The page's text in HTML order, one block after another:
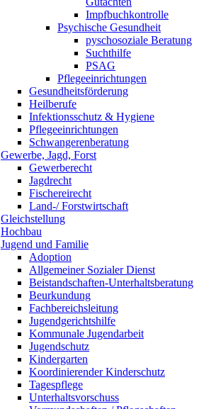
Impfbuchkontrolle
Psychische Gesundheit
pyschosoziale Beratung
Suchthilfe
PSAG
Pflegeeinrichtungen
Gesundheitsförderung
Heilberufe
Infektionsschutz & Hygiene
Pflegeeinrichtungen
Schwangerenberatung
Gewerbe, Jagd, Forst
Gewerberecht
Jagdrecht
Fischereirecht
Land-/ Forstwirtschaft
Gleichstellung
Hochbau
Jugend und Familie
Adoption
Allgemeiner Sozialer Dienst
Beistandschaften-Unterhaltsberatung
Beurkundung
Fachbereichsleitung
Jugendgerichtshilfe
Kommunale Jugendarbeit
Jugendschutz
Kindergarten
Koordinierender Kinderschutz
Tagespflege
Unterhaltsvorschuss